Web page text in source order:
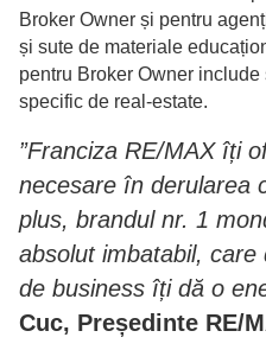
Broker Owner și pentru
și sute de materiale
pentru Broker Owner
specific de real-estate.
”Franciza RE/MAX îți
necesare în derularea
plus, brandul nr. 1
absolut imbatabil,
de business îți dă o
Cuc, Președinte RE/